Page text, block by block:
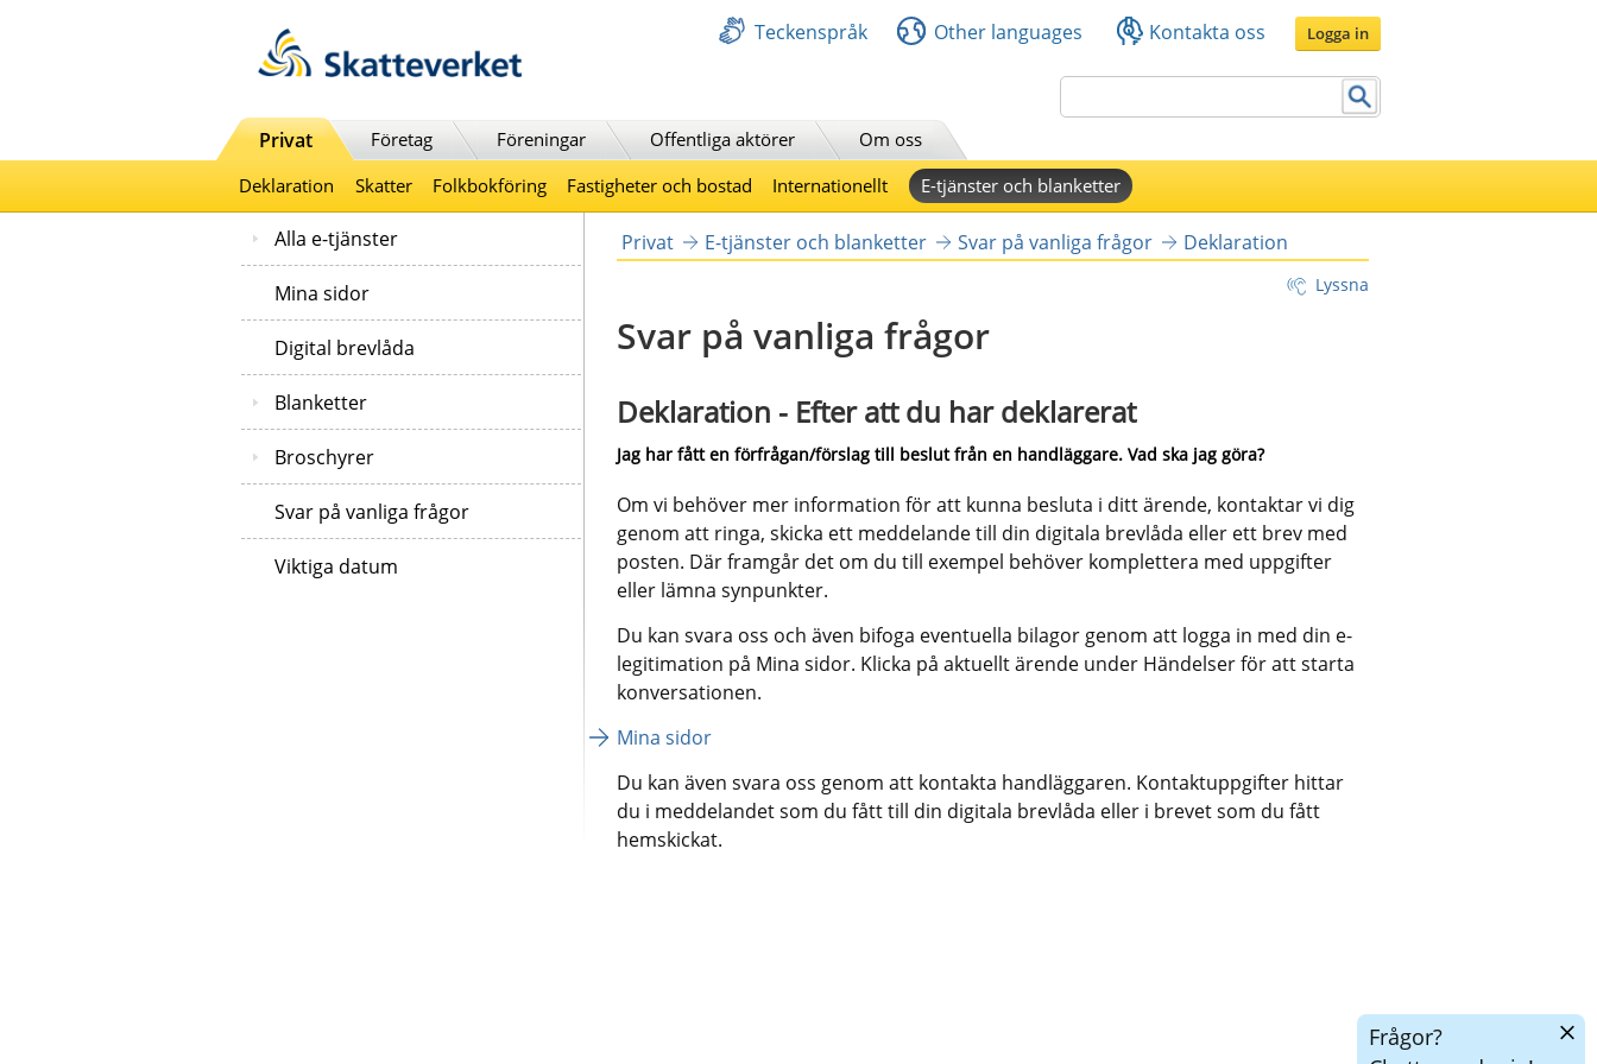
Teckenspråk Other languages Kontakta oss Logga in
Privat Företag Föreningar Offentliga aktörer
Om oss
Deklaration
Skatter Folkbokföring Fastigheter och bostad Internationellt E-tjänster och blanketter
Alla e-tjänster
Mina sidor
Digital brevlåda
Blanketter
Broschyrer
Svar på vanliga frågor
Viktiga datum
Privat E-tjänster och blanketter Svar på vanliga frågor Deklaration
Lyssna
Svar på vanliga frågor
Deklaration - Efter att du har deklarerat
Jag har fått en förfrågan/förslag till beslut från en handläggare. Vad ska jag göra?
Om vi behöver mer information för att kunna besluta i ditt ärende, kontaktar vi dig
genom att ringa, skicka ett meddelande till din digitala brevlåda eller ett brev med
posten. Där framgår det om du till exempel behöver komplettera med uppgifter
eller lämna synpunkter.
Du kan svara oss och även bifoga eventuella bilagor genom att logga in med din e-
legitimation på Mina sidor. Klicka på aktuellt ärende under Händelser för att starta
konversationen.
Mina sidor
Du kan även svara oss genom att kontakta handläggaren. Kontaktuppgifter hittar
du i meddelandet som du fått till din digitala brevlåda eller i brevet som du fått
hemskickat.
Frågor?
Dölj